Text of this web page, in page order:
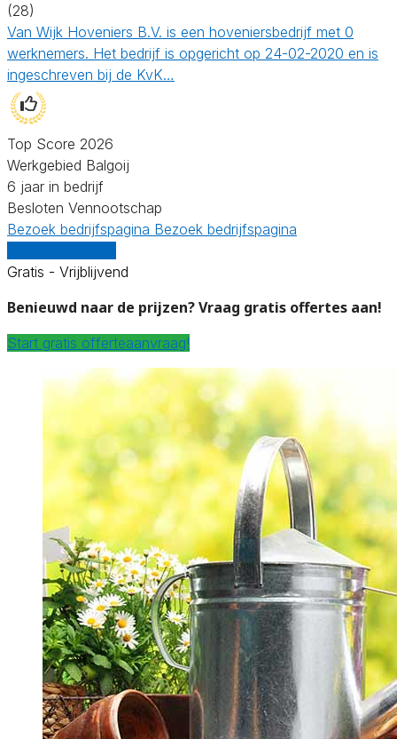
(28)
Van Wijk Hoveniers B.V. is een hoveniersbedrijf met 0
werknemers. Het bedrijf is opgericht op 24-02-2020 en is
ingeschreven bij de KvK…
Top Score 2026
Werkgebied Balgoij
6 jaar in bedrijf
Besloten Vennootschap
Bezoek bedrijfspagina Bezoek bedrijfspagina
Gratis - Vrijblijvend
Benieuwd naar de prijzen? Vraag gratis offertes aan!
Start gratis offerteaanvraag!